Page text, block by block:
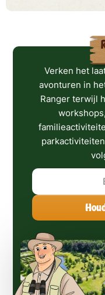
Verken het
avonturen in
Ranger terwijl